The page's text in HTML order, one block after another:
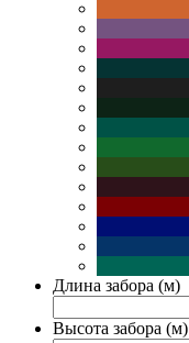
Длина забора (м)
Высота забора (м)